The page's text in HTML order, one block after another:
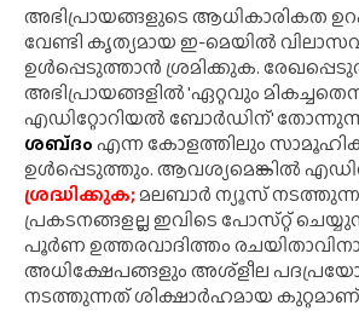
അഭിപ്രായങ്ങളുടെ ആധികാരികത
വേണ്ടി കൃത്യമായ ഇ-മെയിൽ
ഉൾപ്പെടുത്താൻ ശ്രമിക്കുക.
അഭിപ്രായങ്ങളിൽ 'ഏറ്റവും
എഡിറ്റോറിയൽ ബോർഡിന്'
ശബ്‌ദംഎന്ന കോളത്തിലും സാമൂഹിക
ഉൾപ്പെടുത്തും. ആവശ്യമെങ്കിൽ
ശ്രദ്ധിക്കുക;മലബാർ ന്യൂസ് നടത്തുന്ന
പ്രകടനങ്ങളല്ല ഇവിടെ പോസ്‌റ്റ്
പൂർണ ഉത്തരവാദിത്തം
അധിക്ഷേപങ്ങളും അശ്‌ളീല
നടത്തുന്നത് ശിക്ഷാർഹമായ